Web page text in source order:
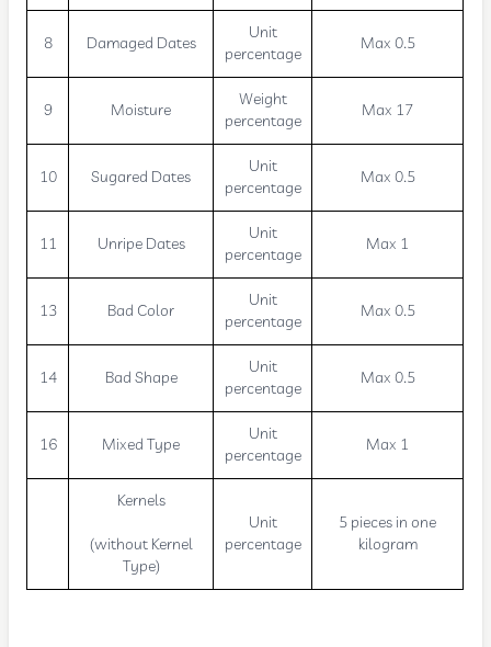
8 Damaged Dates
Unit
percentage
Max 0.5
9 Moisture
Weight
percentage
Max 17
10 Sugared Dates
Unit
percentage
Max 0.5
11 Unripe Dates
Unit
percentage
Max 1
13 Bad Color
Unit
percentage
Max 0.5
14 Bad Shape
Unit
percentage
Max 0.5
16 Mixed Type
Unit
percentage
Max 1
Kernels
(without Kernel
Type)
Unit
percentage
5 pieces in one
kilogram